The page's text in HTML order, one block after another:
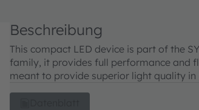
Beschreibung
This compact LED device is part of the
family, it provides full performance and
meant to provide superior light quality in